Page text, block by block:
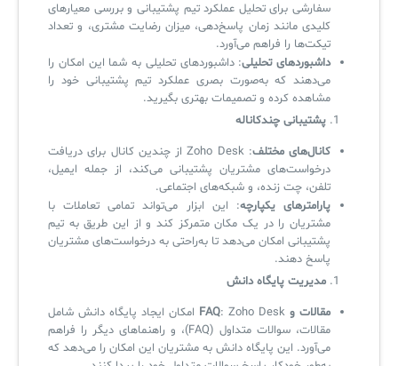
سفارشی برای تحلیل عملکرد تیم پشتیبانی و بررسی معیارهای
کلیدی مانند زمان پاسخ‌دهی، میزان رضایت مشتری، و تعداد
تیکت‌ها را فراهم می‌آورد.
داشبوردهای تحلیلی: داشبوردهای تحلیلی به شما این امکان را
می‌دهند که به‌صورت بصری عملکرد تیم پشتیبانی خود را
مشاهده کرده و تصمیمات بهتری بگیرید.
پشتیبانی چندکاناله
کانال‌های مختلف
: Zoho Desk از چندین کانال برای دریافت
درخواست‌های مشتریان پشتیبانی می‌کند، از جمله ایمیل،
تلفن، چت زنده، و شبکه‌های اجتماعی.
پارامترهای یکپارچه: این ابزار می‌تواند تمامی تعاملات با
مشتریان را در یک مکان متمرکز کند و از این طریق به تیم
پشتیبانی امکان می‌دهد تا به‌راحتی به درخواست‌های مشتریان
پاسخ دهند.
مدیریت پایگاه دانش
مقالات و FAQ
: Zoho Desk امکان ایجاد پایگاه دانش شامل
مقالات، سوالات متداول (FAQ)، و راهنماهای دیگر را فراهم
می‌آورد. این پایگاه دانش به مشتریان این امکان را می‌دهد که
سلف سرویس کاربران
سامانه مدیریت دارایی‌ها [Asset Explorer]
سامانه مدیریت پشتیبانی مشتریان
ManageEngine Malware Protection Plus
سامانه مدیریت دسترسی ممتاز
سامانه مدیریت و مانیتورینگ شبکه
سامانه آزمون آنلاین